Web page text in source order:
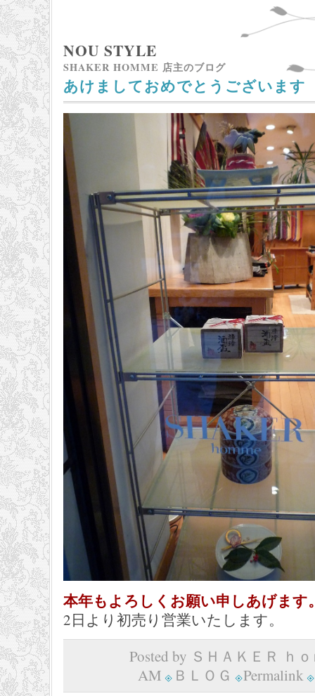
NOU STYLE
SHAKER HOMME 店主のブログ
あけましておめでとうございます
本年もよろしくお願い申しあげます
2日より初売り営業いたします。
Posted by ＳＨＡＫＥＲ ｈ
AM
ＢＬＯＧ Permalink